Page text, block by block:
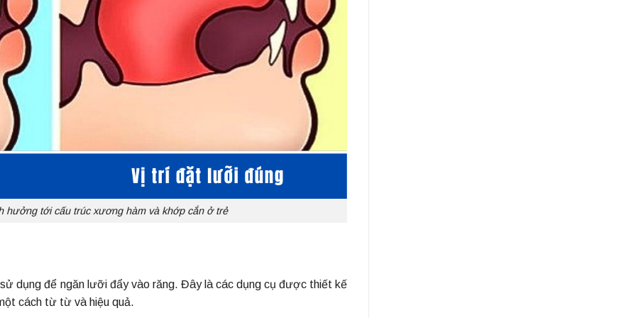
hưởng tới cấu trúc xương hàm và khớp cắn ở trẻ
dụng để ngăn lưỡi đẩy vào răng. Đây là các dụng cụ được thiết kế
cách từ từ và hiệu quả.